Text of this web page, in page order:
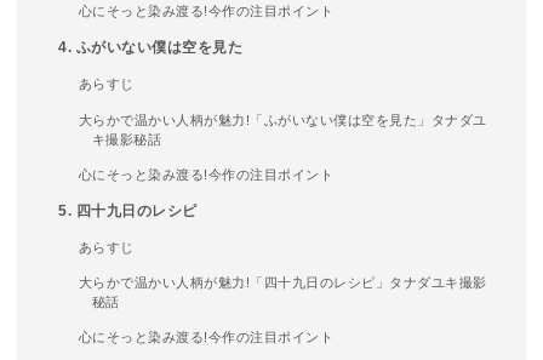
心にそっと染み渡る!今作の注目ポイント
4. ふがいない僕は空を見た
あらすじ
大らかで温かい人柄が魅力!「ふがいない僕は空を見た」タナダユ
キ撮影秘話
心にそっと染み渡る!今作の注目ポイント
5. 四十九日のレシピ
あらすじ
大らかで温かい人柄が魅力!「四十九日のレシピ」タナダユキ撮影
秘話
心にそっと染み渡る!今作の注目ポイント